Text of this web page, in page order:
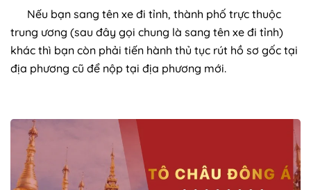
Nếu bạn sang tên xe đi tỉnh, thành phố trực thuộc
trung ương (sau đây gọi chung là sang tên xe đi tỉnh)
khác thì bạn còn phải tiến hành thủ tục rút hồ sơ gốc tại
địa phương cũ để nộp tại địa phương mới.